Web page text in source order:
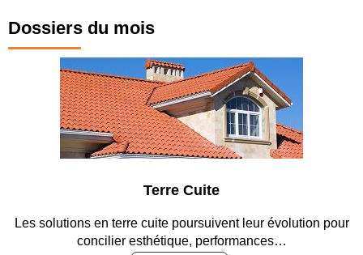
Dossiers du mois
Terre Cuite
Les solutions en terre cuite poursuivent leur évolution pour
concilier esthétique, performances…